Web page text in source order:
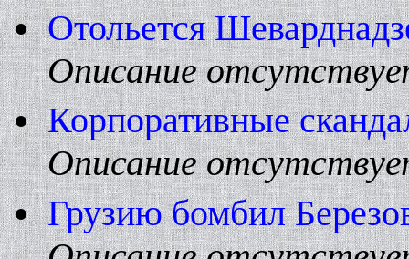
Отольется
Описание
Корпоративные
Описание
Грузию бомбил